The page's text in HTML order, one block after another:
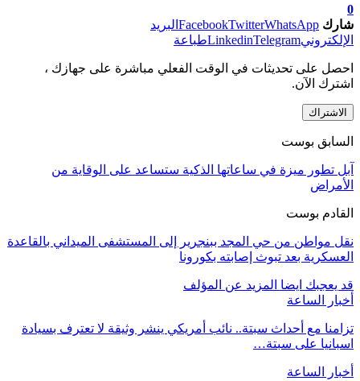
0
شارك
FacebookTwitterWhatsApp
البريد
الإلكتروني
LinkedinTelegram طباعة
احصل على تحديثات في الوقت الفعلي مباشرة على جهازك ،
اشترك الآن.
الاشتراك
السابق بوست
آبل تطور ميزة في ساعاتها الذكية ستساعد على الوقاية من
الأمراض
القادم بوست
نقل مواطن من حي المجد ببنجرير إلى المستشفى الميداني بالقاعدة
العسكرية بعد تبوث إصابته بكورونا
قد يعجبك ايضا المزيد عن المؤلف
أخبار الساعة
تزامنا مع أحداث سبتة.. نائب أمريكي ينشر وثيقة لا تعترف بسيادة
اسبانيا على سبتة…
أخبار الساعة